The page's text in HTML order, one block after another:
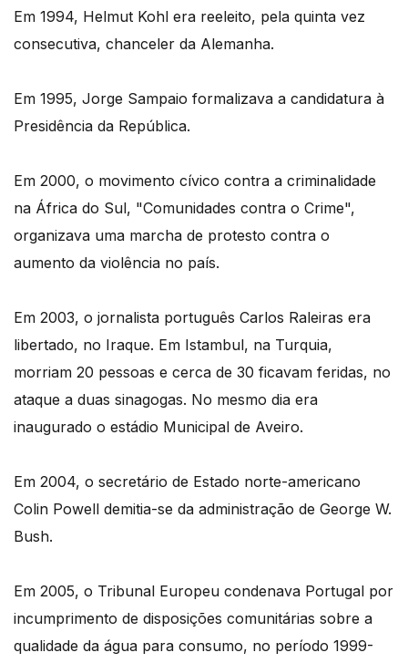
Em 1994, Helmut Kohl era reeleito, pela quinta vez
consecutiva, chanceler da Alemanha.
Em 1995, Jorge Sampaio formalizava a candidatura à
Presidência da República.
Em 2000, o movimento cívico contra a criminalidade
na África do Sul, "Comunidades contra o Crime",
organizava uma marcha de protesto contra o
aumento da violência no país.
Em 2003, o jornalista português Carlos Raleiras era
libertado, no Iraque. Em Istambul, na Turquia,
morriam 20 pessoas e cerca de 30 ficavam feridas, no
ataque a duas sinagogas. No mesmo dia era
inaugurado o estádio Municipal de Aveiro.
Em 2004, o secretário de Estado norte-americano
Colin Powell demitia-se da administração de George W.
Bush.
Em 2005, o Tribunal Europeu condenava Portugal por
incumprimento de disposições comunitárias sobre a
qualidade da água para consumo, no período 1999-